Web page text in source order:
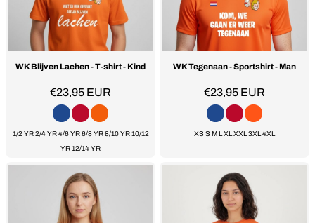
WK Blijven Lachen - T-shirt - Kind
€23,95 EUR
1/2 YR 2/4 YR 4/6 YR 6/8 YR 8/10 YR 10/12
YR 12/14 YR
WK Tegenaan - Sportshirt - Man
€23,95 EUR
XS S M L XL XXL 3XL 4XL